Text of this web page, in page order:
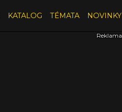
KATALOG TÉMATA NOVINKY